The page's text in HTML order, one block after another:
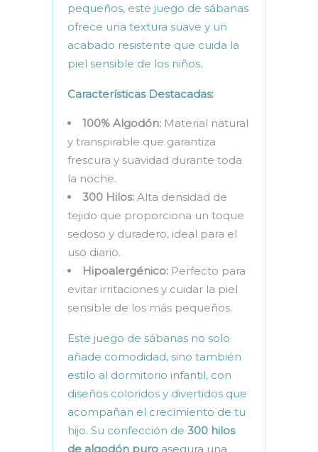
pequeños, este juego de sábanas
ofrece una textura suave y un
acabado resistente que cuida la
piel sensible de los niños.
Características Destacadas:
100% Algodón: Material natural
y transpirable que garantiza
frescura y suavidad durante toda
la noche.
300 Hilos: Alta densidad de
tejido que proporciona un toque
sedoso y duradero, ideal para el
uso diario.
Hipoalergénico: Perfecto para
evitar irritaciones y cuidar la piel
sensible de los más pequeños.
Este juego de sábanas no solo
añade comodidad, sino también
estilo al dormitorio infantil, con
diseños coloridos y divertidos que
acompañan el crecimiento de tu
hijo. Su confección de 300 hilos
de algodón puro asegura una